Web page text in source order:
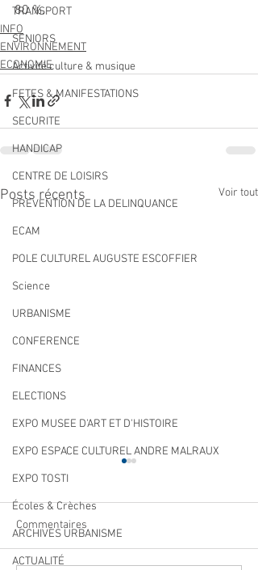
TRANSPORT
SENIORS
Activité culture & musique
FETES & MANIFESTATIONS
SECURITE
HANDICAP
CENTRE DE LOISIRS
PREVENTION DE LA DELINQUANCE
ECAM
POLE CULTUREL AUGUSTE ESCOFFIER
Science
URBANISME
CONFERENCE
FINANCES
ELECTIONS
EXPO MUSEE D'ART ET D'HISTOIRE
EXPO ESPACE CULTUREL ANDRE MALRAUX
EXPO TOSTI
Écoles & Crèches
ARCHIVES URBANISME
ACTUALITÉ
80 %.
INFO
ENVIRONNEMENT
ECONOMIE
Posts récents Voir tout
Commentaires